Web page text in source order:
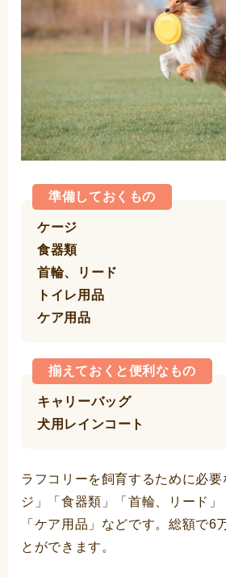
準備しておくもの
ケージ
食器類
首輪、リード
トイレ用品
ケア用品
揃えておくと便利なもの
キャリーバッグ
犬用レインコート
ラフコリーを飼育するために必要
ジ」「食器類」「首輪、リード」
「ケア用品」などです。総額で6
とができます。